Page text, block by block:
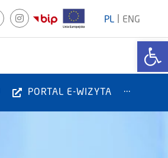
PL ENG
PORTAL E-WIZYTA ···